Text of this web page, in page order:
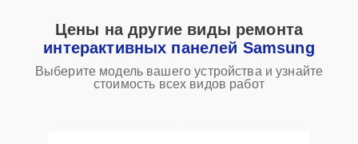
Цены на другие виды ремонта
интерактивных панелей Samsung
Выберите модель вашего устройства и узнайте
стоимость всех видов работ